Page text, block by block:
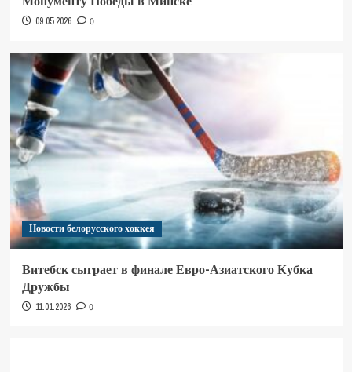
09.05.2026 0
Новости белорусского хоккея
Витебск сыграет в финале Евро-Азиатского Кубка
Дружбы
11.01.2026 0